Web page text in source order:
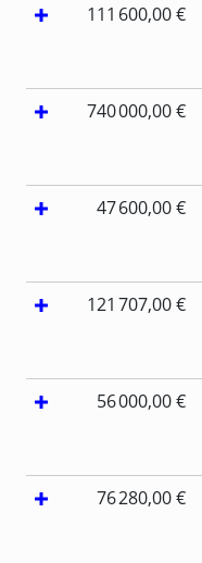
111 600,00 €
740 000,00 €
47 600,00 €
121 707,00 €
56 000,00 €
76 280,00 €